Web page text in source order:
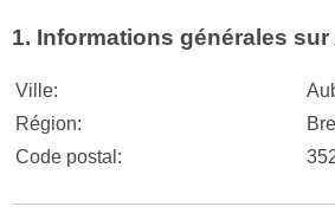
1. Informations générales sur
Ville:
Région:
Code postal: